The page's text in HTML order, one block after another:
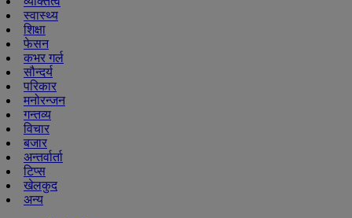
स्वास्थ्य
शिक्षा
फेसन
कभर गर्ल
सौन्दर्य
परिकार
मनोरन्जन
गन्तव्य
विचार
बजार
अन्तर्वार्ता
टिप्स
खेलकुद
अन्य